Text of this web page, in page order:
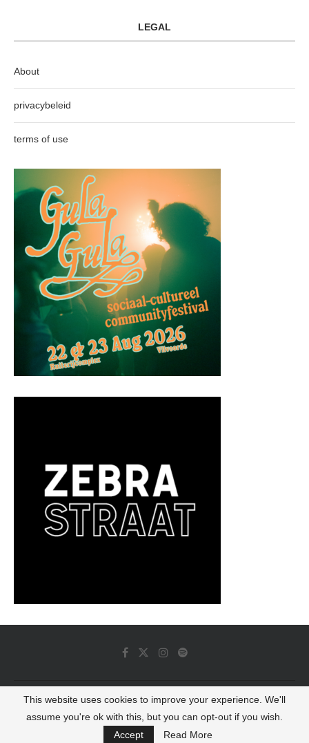
LEGAL
About
privacybeleid
terms of use
© 2022 - Luminous Dash All Rights Reserved
BACK TO TOP
This website uses cookies to improve your experience. We'll
assume you're ok with this, but you can opt-out if you wish.
Accept
Read More